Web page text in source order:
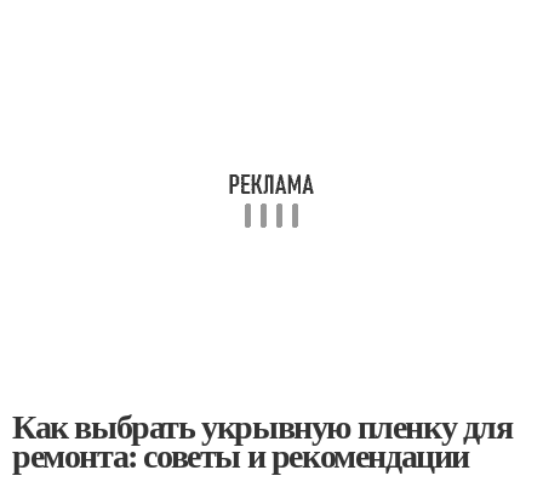
Как выбрать укрывную пленку для
ремонта: советы и рекомендации